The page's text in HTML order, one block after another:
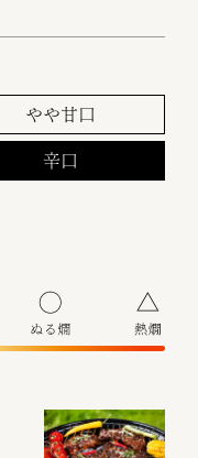
やや甘口
辛口